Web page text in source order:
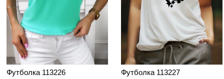
Футболка 113226
Футболка 113227